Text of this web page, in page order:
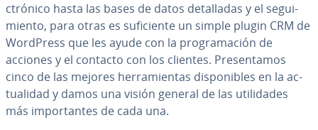
c­tró­ni­co hasta las bases de datos de­ta­lla­das y el se­gui­
mie­n­to, para otras es su­fi­cie­n­te un simple plugin CRM de
WordPress que les ayude con la pro­gra­ma­ción de
acciones y el contacto con los clientes. Pre­se­n­ta­mos
cinco de las mejores he­rra­mie­n­tas di­s­po­ni­bles en la ac­
tua­li­dad y damos una visión general de las uti­li­da­des
más im­po­r­ta­n­tes de cada una.